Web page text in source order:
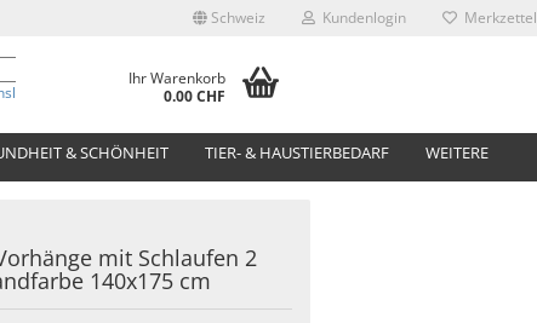
Schweiz Kundenlogin Merkzettel
Ihr Warenkorb
0.00 CHF
& SCHÖNHEIT TIER- & HAUSTIERBEDARF WEITERE
mit Schlaufen 2
140x175 cm